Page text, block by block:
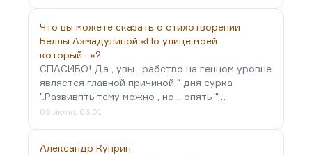
Что вы можете сказать о стихотворении
Беллы Ахмадулиной «По улице моей
который…»?
СПАСИБО! Да , увы . рабство на генном уровне
является главной причиной " дня сурка
".Развивпть тему можно , но .. опять "…
09 июля, 03:01
Александр Куприн